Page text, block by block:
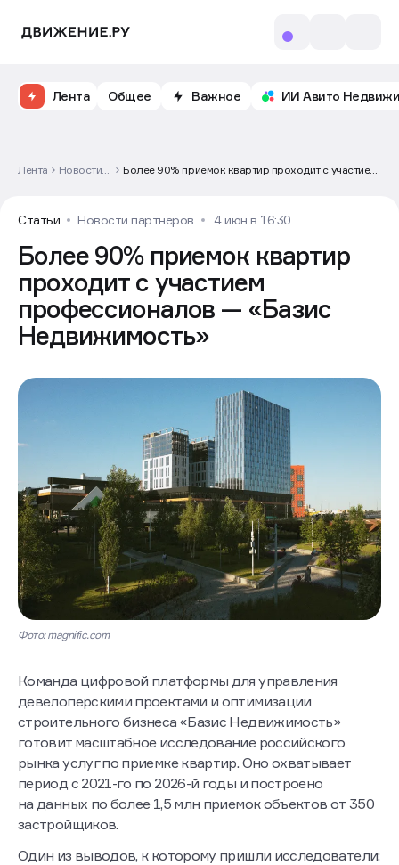
Лента Общее Важное ИИ Авито
Лента
Новости
Более 90% приемок квартир проходит с участием
Статьи Новости партнеров 4 июн в 16:30
Более 90% приемок квартир
проходит с участием
профессионалов — «Базис
Недвижимость»
Фото: magnific.com
Команда цифровой платформы для управления
девелоперскими проектами и оптимизации
строительного бизнеса «Базис Недвижимость»
готовит масштабное исследование российского
рынка услуг по приемке квартир. Оно охватывает
период с 2021-го по 2026-й годы и построено
на данных по более 1,5 млн приемок объектов от 350
застройщиков.
Один из выводов, к которому пришли исследователи: